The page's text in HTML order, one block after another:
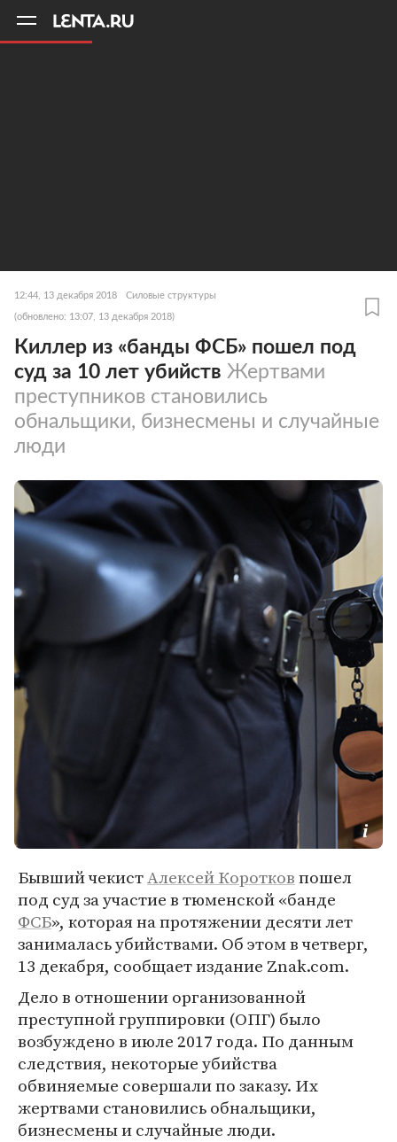
12:44, 13 декабря 2018 Силовые структуры
(обновлено: 13:07, 13 декабря 2018)
Киллер из «банды ФСБ» пошел под
суд за 10 лет убийств Жертвами
преступников становились
обнальщики, бизнесмены и случайные
люди
Бывший чекистАлексей Коротковпошел
под суд за участие в тюменской «банде
ФСБ», которая на протяжении десяти лет
занималась убийствами. Об этом в четверг,
13 декабря, сообщает издание Znak.com.
Дело в отношении организованной
преступной группировки (ОПГ) было
возбуждено в июле 2017 года. По данным
следствия, некоторые убийства
обвиняемые совершали по заказу. Их
жертвами становились обнальщики,
бизнесмены и случайные люди.